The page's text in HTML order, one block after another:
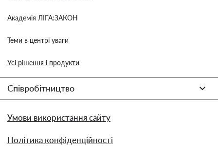
Академія ЛІГА:ЗАКОН
Теми в центрі уваги
Усі рішення і продукти
Співробітництво
Умови використання сайту
Політика конфіденційності